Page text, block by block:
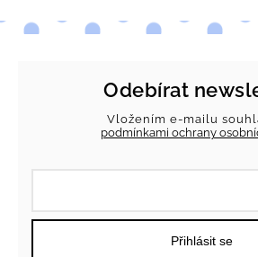
Odebírat
Vložením e-mailu
podmínkami ochrany
Přihlásit se